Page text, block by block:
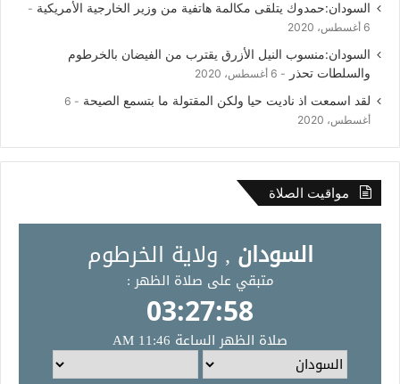
السودان:حمدوك يتلقى مكالمة هاتفية من وزير الخارجية الأمريكية
6 أغسطس، 2020
السودان:منسوب النيل الأزرق يقترب من الفيضان بالخرطوم
والسلطات تحذر
6 أغسطس، 2020
لقد اسمعت اذ ناديت حيا ولكن المقتولة ما بتسمع الصيحة
6
أغسطس، 2020
مواقيت الصلاة